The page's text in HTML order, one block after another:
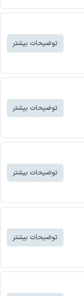
توضیحات بیشتر
توضیحات بیشتر
توضیحات بیشتر
توضیحات بیشتر